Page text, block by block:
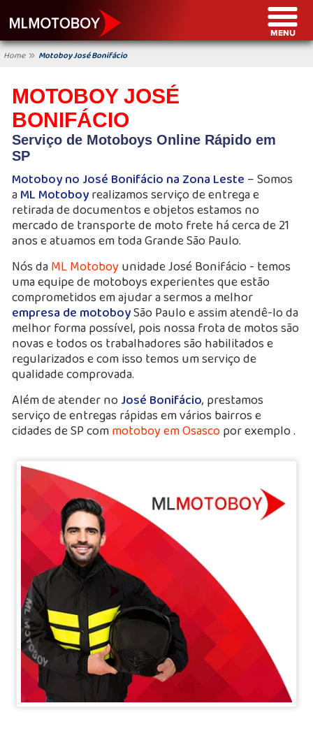
Home » Motoboy José Bonifácio
MOTOBOY JOSÉ
BONIFÁCIO
Serviço de Motoboys Online Rápido em
SP
Motoboy no José Bonifácio na Zona Leste – Somos
aML Motoboyrealizamos serviço de entrega e
retirada de documentos e objetos estamos no
mercado de transporte de moto frete há cerca de 21
anos e atuamos em toda Grande São Paulo.
Nós daML Motoboy unidade José Bonifácio - temos
uma equipe de motoboys experientes que estão
comprometidos em ajudar a sermos a melhor
empresa de motoboySão Paulo e assim atendê-lo da
melhor forma possível, pois nossa frota de motos são
novas e todos os trabalhadores são habilitados e
regularizados e com isso temos um serviço de
qualidade comprovada.
Além de atender noJosé Bonifácio, prestamos
serviço de entregas rápidas em vários bairros e
cidades de SP commotoboy em Osascopor exemplo .